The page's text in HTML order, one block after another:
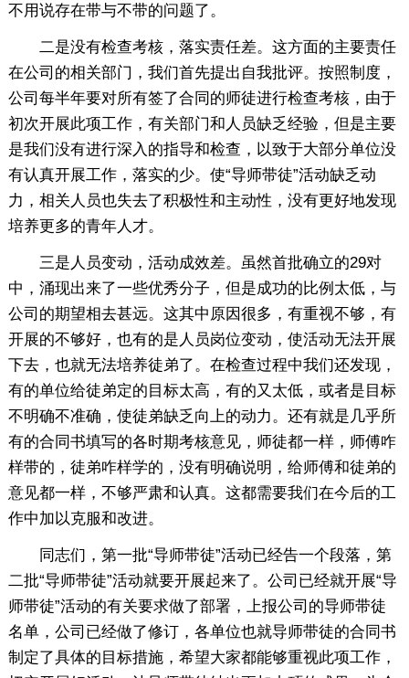
不用说存在带与不带的问题了。
二是没有检查考核，落实责任差。这方面的主要责任
在公司的相关部门，我们首先提出自我批评。按照制度，
公司每半年要对所有签了合同的师徒进行检查考核，由于
初次开展此项工作，有关部门和人员缺乏经验，但是主要
是我们没有进行深入的指导和检查，以致于大部分单位没
有认真开展工作，落实的少。使“导师带徒”活动缺乏动
力，相关人员也失去了积极性和主动性，没有更好地发现
培养更多的青年人才。
三是人员变动，活动成效差。虽然首批确立的29对
中，涌现出来了一些优秀分子，但是成功的比例太低，与
公司的期望相去甚远。这其中原因很多，有重视不够，有
开展的不够好，也有的是人员岗位变动，使活动无法开展
下去，也就无法培养徒弟了。在检查过程中我们还发现，
有的单位给徒弟定的目标太高，有的又太低，或者是目标
不明确不准确，使徒弟缺乏向上的动力。还有就是几乎所
有的合同书填写的各时期考核意见，师徒都一样，师傅咋
样带的，徒弟咋样学的，没有明确说明，给师傅和徒弟的
意见都一样，不够严肃和认真。这都需要我们在今后的工
作中加以克服和改进。
同志们，第一批“导师带徒”活动已经告一个段落，第
二批“导师带徒”活动就要开展起来了。公司已经就开展“导
师带徒”活动的有关要求做了部署，上报公司的导师带徒
名单，公司已经做了修订，各单位也就导师带徒的合同书
制定了具体的目标措施，希望大家都能够重视此项工作，